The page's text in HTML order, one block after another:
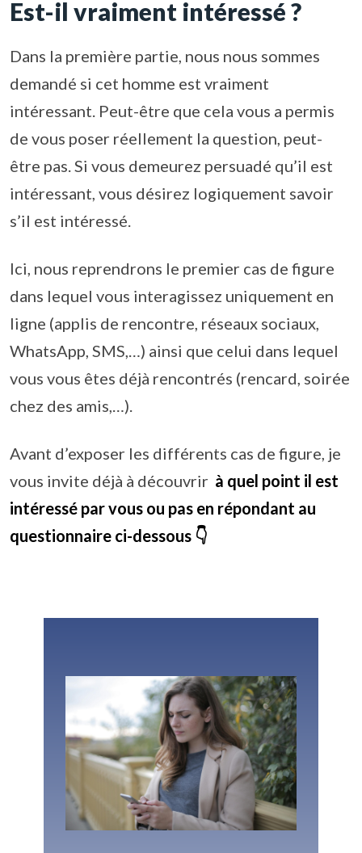
Est-il vraiment intéressé ?
Dans la première partie, nous nous sommes
demandé si cet homme est vraiment
intéressant. Peut-être que cela vous a permis
de vous poser réellement la question, peut-
être pas. Si vous demeurez persuadé qu’il est
intéressant, vous désirez logiquement savoir
s’il est intéressé.
Ici, nous reprendrons le premier cas de figure
dans lequel vous interagissez uniquement en
ligne (applis de rencontre, réseaux sociaux,
WhatsApp, SMS,…) ainsi que celui dans lequel
vous vous êtes déjà rencontrés (rencard, soirée
chez des amis,…).
Avant d’exposer les différents cas de figure, je
vous invite déjà à découvrir à quel point il est
intéressé par vous ou pas en répondant au
questionnaire ci-dessous 👇